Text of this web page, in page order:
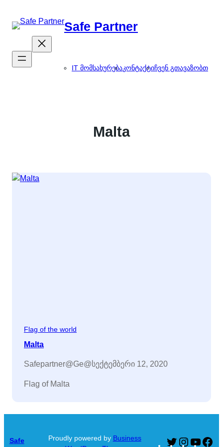
გადასვლა
Safe Partner
IT მომსახურებაკონტაქტიჩვენ გთავაზობთ
Malta
Flag of the world
Malta
Safepartner@ge@სექტემბერი 12, 2020
Flag of Malta
Safe
Proudly powered by Business
TwitterInstagram